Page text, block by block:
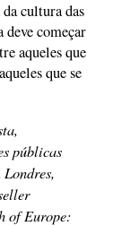
cultura das
deve começar
aqueles que
que se
públicas
of Europe: